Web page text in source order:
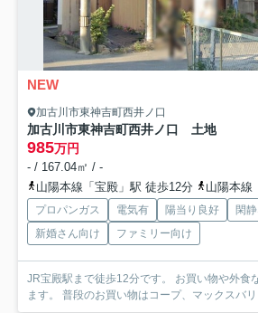
NEW
加古川市東神吉町西井ノ口
加古川市東神吉町西井ノ口 土地
985万円
- / 167.04㎡ / -
山陽本線「宝殿」駅 徒歩12分
山陽本線
プロパンガス 電気有 陽当り良好
閑
新婚さん向け
ファミリー向け
JR宝殿駅まで徒歩12分です。 お買い物や外食
ます。 普段のお買い物はコープ、マックスバ